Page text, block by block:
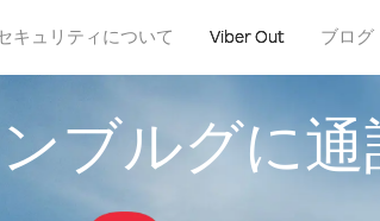
キュリティについて Viber Out ブログ
ブルグに